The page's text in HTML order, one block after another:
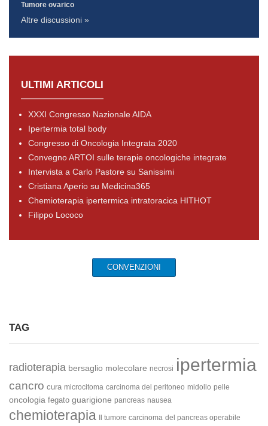
Tumore ovarico
Altre discussioni »
ULTIMI ARTICOLI
XXXI Congresso Nazionale AIDA
Ipertermia total body
Congresso di Oncologia Integrata 2020
Convegno ARTOI sulle terapie oncologiche integrate
Intervista a Carlo Pastore su Sanissimi
Cristiana Aperio su Medicina365
Chemioterapia ipertermica intratoracica HITHOT
Filippo Lococo
CONVENZIONI
TAG
radioterapia bersaglio molecolare necrosi ipertermia
cancro cura microcitoma carcinoma del peritoneo midollo pelle
oncologia fegato guarigione pancreas nausea
chemioterapia Il tumore carcinoma del pancreas operabile